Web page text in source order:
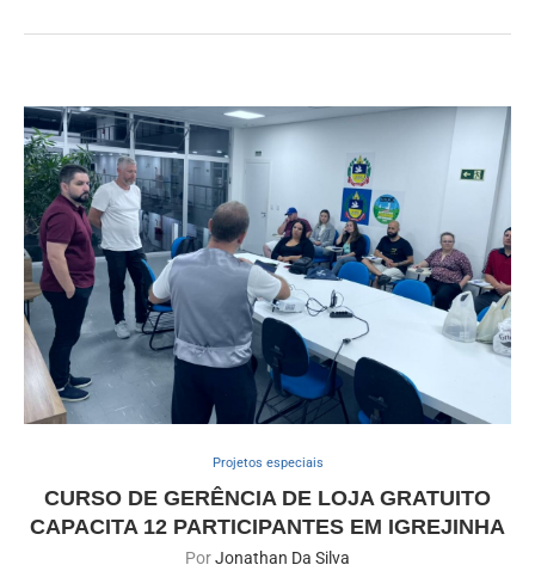
Projetos especiais
CURSO DE GERÊNCIA DE LOJA GRATUITO
CAPACITA 12 PARTICIPANTES EM IGREJINHA
PorJonathan Da Silva